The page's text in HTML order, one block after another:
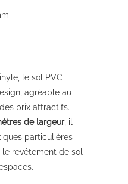
le sol PVC
agréable au
prix attractifs.
de largeur, il
particulières
revêtement de sol